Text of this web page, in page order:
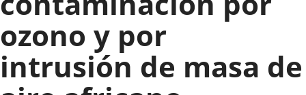
ozono y por
intrusión de masa de